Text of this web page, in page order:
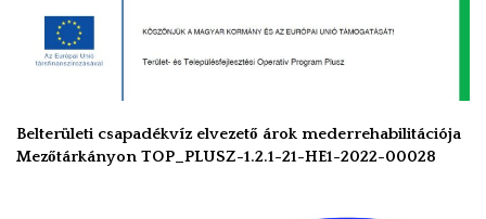
Belterületi csapadékvíz elvezető árok mederrehabilitációja
Mezőtárkányon TOP_PLUSZ-1.2.1-21-HE1-2022-00028